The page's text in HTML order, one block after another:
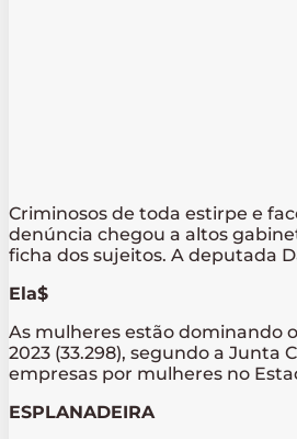
Criminosos de toda estirpe e
denúncia chegou a altos
ficha dos sujeitos. A deputada
Ela$
As mulheres estão dominando
2023 (33.298), segundo a
empresas por mulheres no
ESPLANADEIRA